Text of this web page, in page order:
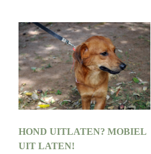
HOND UITLATEN? MOBIEL
UIT LATEN!